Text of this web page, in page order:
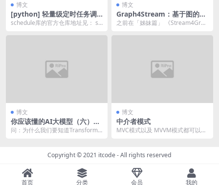
博文
[python] 轻量级定时任务调
度库schedule使用指北
schedule库的官方仓库地址见： sc
博文
Graph4Stream：基于图的流
计算加速
之前在「姊妹篇」 《Stream4Grap
博文
你应该懂的AI大模型（六）之
transformers
问：为什么我们要知道Transforme
博文
中介者模式
MVC模式以及 MVVM模式都可以看
Copyright © 2021 itcode- All rights reserved
首页 分类 会员 我的